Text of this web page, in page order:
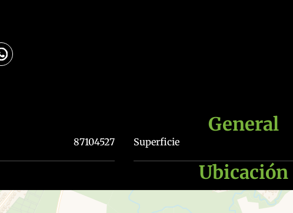
General
87104527 Superficie
Ubicación